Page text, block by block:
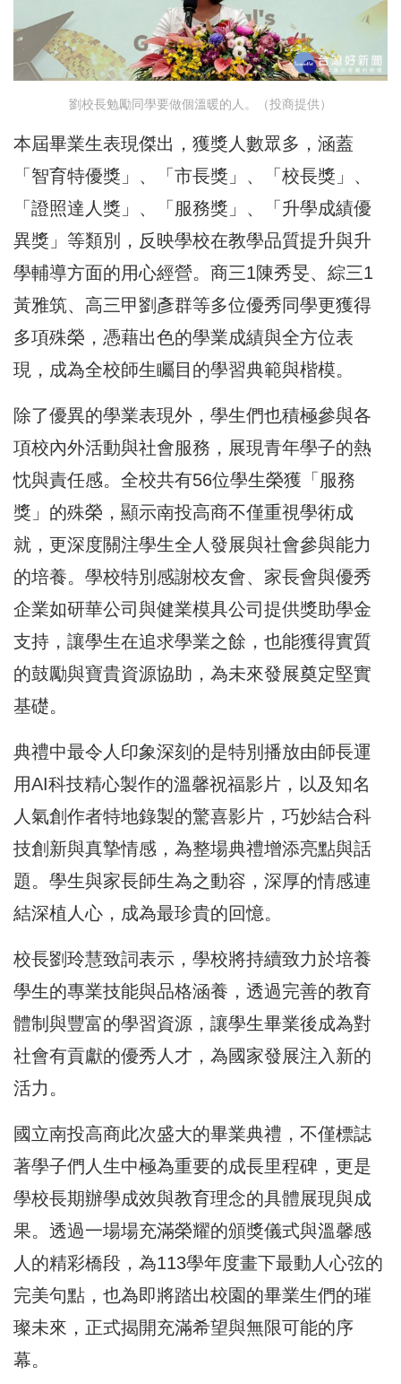
劉校長勉勵同學要做個溫暖的人。（投商提供）
本屆畢業生表現傑出，獲獎人數眾多，涵蓋
「智育特優獎」、「市長獎」、「校長獎」、
「證照達人獎」、「服務獎」、「升學成績優
異獎」等類別，反映學校在教學品質提升與升
學輔導方面的用心經營。商三1陳秀旻、綜三1
黃雅筑、高三甲劉彥群等多位優秀同學更獲得
多項殊榮，憑藉出色的學業成績與全方位表
現，成為全校師生矚目的學習典範與楷模。
除了優異的學業表現外，學生們也積極參與各
項校內外活動與社會服務，展現青年學子的熱
忱與責任感。全校共有56位學生榮獲「服務
獎」的殊榮，顯示南投高商不僅重視學術成
就，更深度關注學生全人發展與社會參與能力
的培養。學校特別感謝校友會、家長會與優秀
企業如研華公司與健業模具公司提供獎助學金
支持，讓學生在追求學業之餘，也能獲得實質
的鼓勵與寶貴資源協助，為未來發展奠定堅實
基礎。
典禮中最令人印象深刻的是特別播放由師長運
用AI科技精心製作的溫馨祝福影片，以及知名
人氣創作者特地錄製的驚喜影片，巧妙結合科
技創新與真摯情感，為整場典禮增添亮點與話
題。學生與家長師生為之動容，深厚的情感連
結深植人心，成為最珍貴的回憶。
校長劉玲慧致詞表示，學校將持續致力於培養
學生的專業技能與品格涵養，透過完善的教育
體制與豐富的學習資源，讓學生畢業後成為對
社會有貢獻的優秀人才，為國家發展注入新的
活力。
國立南投高商此次盛大的畢業典禮，不僅標誌
著學子們人生中極為重要的成長里程碑，更是
學校長期辦學成效與教育理念的具體展現與成
果。透過一場場充滿榮耀的頒獎儀式與溫馨感
人的精彩橋段，為113學年度畫下最動人心弦的
完美句點，也為即將踏出校園的畢業生們的璀
璨未來，正式揭開充滿希望與無限可能的序
幕。